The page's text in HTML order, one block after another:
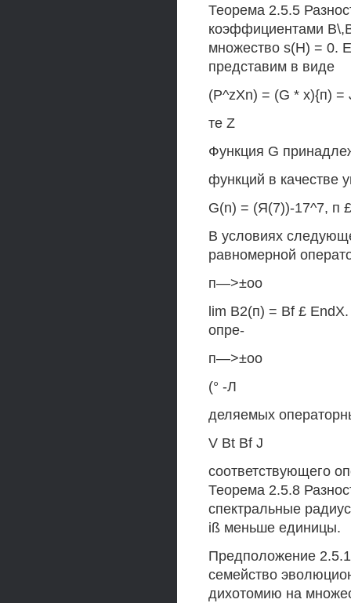
Теорема 2.5.5
коэффициентами
множество s(H) = 0.
представим в виде
(P^zXn) = (G * х){п) =
те Z
Функция G
функций в качестве
G(n) = (Я(7))-17^7, п
В условиях
равномерной
п—>±оо
lim В2(п) = Bf £
опре-
п—>±оо
(° -Л
деляемых
V Bt Bf J
соответствующего
Теорема 2.5.8
спектральные
iß меньше единицы.
Предположение
семейство
дихотомию на